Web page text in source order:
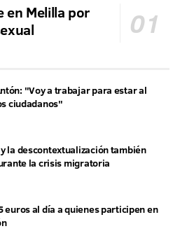
en Melilla por
"Voy a trabajar para estar al
ciudadanos"
la descontextualización también
la crisis migratoria
euros al día a quienes participen en